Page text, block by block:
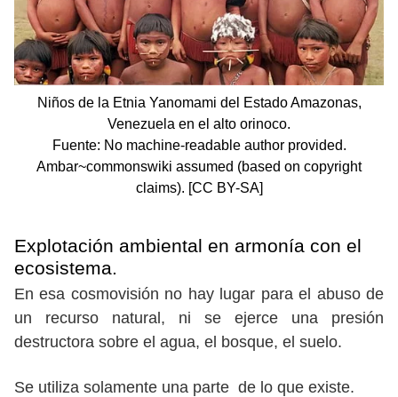
Niños de la Etnia Yanomami del Estado Amazonas,
Venezuela en el alto orinoco.
Fuente: No machine-readable author provided.
Ambar~commonswiki assumed (based on copyright
claims). [CC BY-SA]
Explotación ambiental en armonía con el
ecosistema.
En esa cosmovisión no hay lugar para el abuso de
un recurso natural, ni se ejerce una presión
destructora sobre el agua, el bosque, el suelo.
Se utiliza solamente una parte de lo que existe.